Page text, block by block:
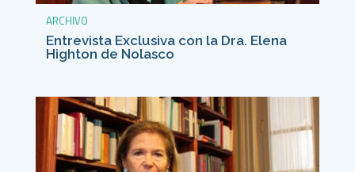
ARCHIVO
Entrevista Exclusiva con la Dra. Elena
Highton de Nolasco